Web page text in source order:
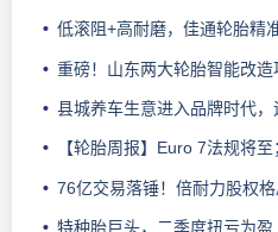
低滚阻+高耐磨，佳通轮胎精
重磅！山东两大轮胎智能改
县城养车生意进入品牌时代，途
【轮胎周报】Euro 7法规将至；米其林上半年营收超千亿；
76亿交易落锤！倍耐力股权
特种胎巨头，二季度扭亏为盈